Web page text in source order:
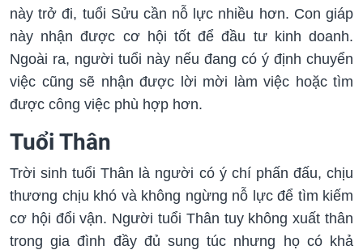
này trở đi, tuổi Sửu cần nỗ lực nhiều hơn. Con giáp
này nhận được cơ hội tốt để đầu tư kinh doanh.
Ngoài ra, người tuổi này nếu đang có ý định chuyển
việc cũng sẽ nhận được lời mời làm việc hoặc tìm
được công việc phù hợp hơn.
Tuổi Thân
Trời sinh tuổi Thân là người có ý chí phấn đấu, chịu
thương chịu khó và không ngừng nỗ lực để tìm kiếm
cơ hội đổi vận. Người tuổi Thân tuy không xuất thân
trong gia đình đầy đủ sung túc nhưng họ có khả